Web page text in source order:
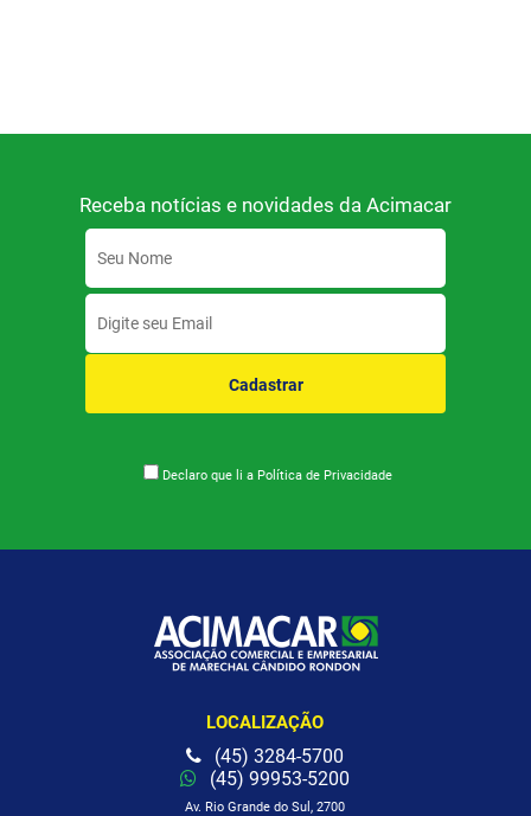
Receba notícias e novidades da Acimacar
Cadastrar
Declaro que li a Política de Privacidade
LOCALIZAÇÃO
(45) 3284-5700
(45) 99953-5200
Av. Rio Grande do Sul, 2700